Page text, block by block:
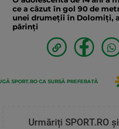
ce a căzut în gol 90 de
unei drumeții în Dolomiți,
părinți
SPORT.RO CA SURSĂ PREFERATĂ
Urmăriți SPORT.RO